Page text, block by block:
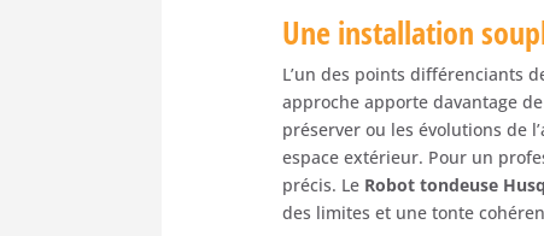
Une installation
L’un des points différenciants
approche apporte davantage
préserver ou les évolutions de
espace extérieur. Pour un
précis. Le Robot tondeuse
des limites et une tonte